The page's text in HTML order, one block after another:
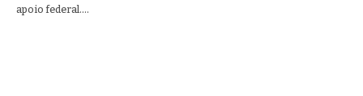
apoio federal.…